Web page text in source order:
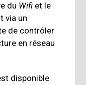
du Wifi et le
via un
de contrôler
en réseau
disponible